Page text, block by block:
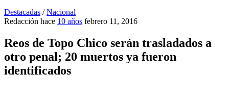
Destacadas /Nacional
Redacción hace 10 años febrero 11, 2016
Reos de Topo Chico serán trasladados a
otro penal; 20 muertos ya fueron
identificados